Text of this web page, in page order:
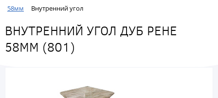
58мм
Внутренний угол
ВНУТРЕННИЙ УГОЛ ДУБ РЕНЕ
58ММ (801)